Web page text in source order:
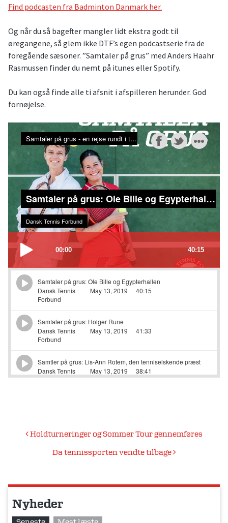
Find podcasten fra Badminton Danmark her.
Og når du så bagefter mangler lidt ekstra godt til
øregangene, så glem ikke DTF’s egen podcastserie fra de
foregående sæsoner. ”Samtaler på grus” med Anders Haahr
Rasmussen finder du nemt på itunes eller Spotify.
Du kan også finde alle ti afsnit i afspilleren herunder. God
fornøjelse.
Indlægsnavigation
Holdturneringer og Sommer Tour gennemføres
Da tennissporten vendte tilbage
Nyheder